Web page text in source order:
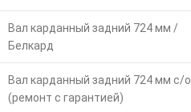
Вал карданный задний 724 мм /
Белкард
Вал карданный задний 724 мм с/о
(ремонт с гарантией)